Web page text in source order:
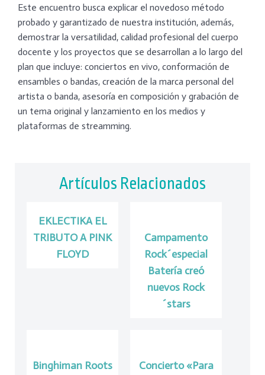
Este encuentro busca explicar el novedoso método
probado y garantizado de nuestra institución, además,
demostrar la versatilidad, calidad profesional del cuerpo
docente y los proyectos que se desarrollan a lo largo del
plan que incluye: conciertos en vivo, conformación de
ensambles o bandas, creación de la marca personal del
artista o banda, asesoría en composición y grabación de
un tema original y lanzamiento en los medios y
plataformas de streamming.
Artículos Relacionados
EKLECTIKA EL
TRIBUTO A PINK
FLOYD
Campamento
Rock´especial
Batería creó
nuevos Rock
´stars
Binghiman Roots
Concierto «Para